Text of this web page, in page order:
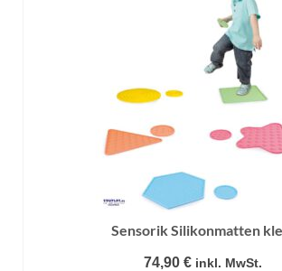
Sensorik Silikonmatten
74,90 € inkl. MwSt.